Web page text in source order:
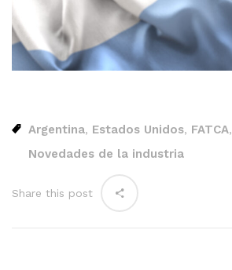
Argentina, Estados Unidos, FATCA,
Novedades de la industria
Share this post